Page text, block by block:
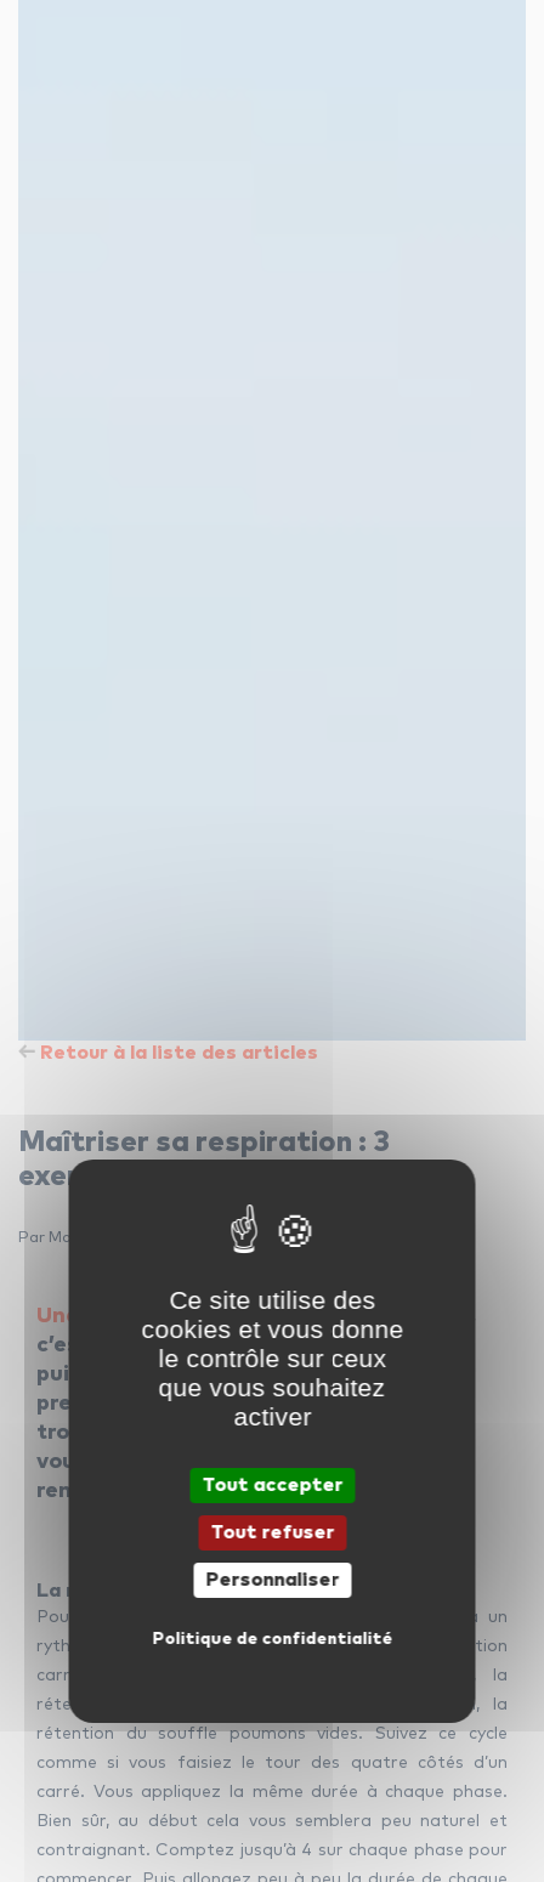
Retour à la liste des articles
Maîtriser sa respiration : 3
exercices incontournables
Par Marion Dorval — 17 juin 2022
Une respiration parfaitement maîtrisée
c’est la clé pour une voix posée et
puissante. Avant d’entamer un chant,
prenez cinq minutes pour effectuer ces
trois exercices respiratoires. Votre voix
vous dira merci de la protéger et de la
renforcer ainsi !
La respiration carrée
Pour maîtriser sa respiration, il s’agit de revenir à un
rythme respiratoire totalement régulier. La respiration
carrée comporte quatre phases : l’inspiration, la
rétention du souffle poumons pleins, l’expiration, la
rétention du souffle poumons vides. Suivez ce cycle
comme si vous faisiez le tour des quatre côtés d’un
carré. Vous appliquez la même durée à chaque phase.
Bien sûr, au début cela vous semblera peu naturel et
contraignant. Comptez jusqu’à 4 sur chaque phase pour
Ce site utilise des
cookies et vous donne
le contrôle sur ceux
que vous souhaitez
activer
Tout accepter
Tout refuser
Personnaliser
Politique de confidentialité